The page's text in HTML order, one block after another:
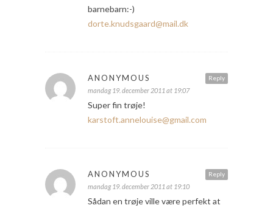
barnebarn:-)
dorte.knudsgaard@mail.dk
Reply
ANONYMOUS
mandag 19. december 2011 at 19:07
Super fin trøje!
karstoft.annelouise@gmail.com
Reply
ANONYMOUS
mandag 19. december 2011 at 19:10
Sådan en trøje ville være perfekt at